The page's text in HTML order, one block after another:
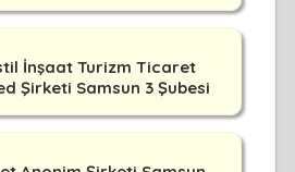
İnşaat Turizm Ticaret
Şirketi Samsun 3 Şubesi